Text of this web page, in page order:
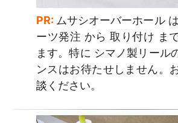
PR: ムサシオーバーホール
ーツ発注 から 取り付け ま
ます。特に シマノ製リール
ンスはお待たせしません。
談 ください。